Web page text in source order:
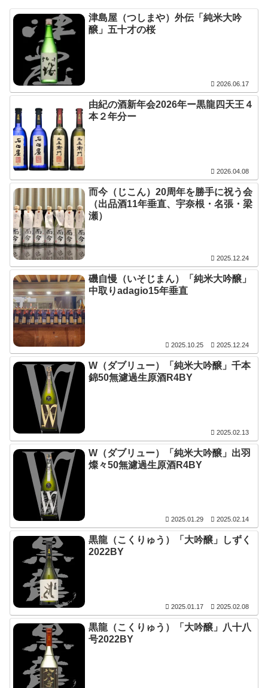
津島屋（つしまや）外伝「純米大吟
醸」五十才の桜
2026.06.17
由紀の酒新年会2026年ー黒龍四天王４
本２年分ー
2026.04.08
而今（じこん）20周年を勝手に祝う会
（出品酒11年垂直、宇奈根・名張・梁
瀬）
2025.12.24
磯自慢（いそじまん）「純米大吟醸」
中取りadagio15年垂直
2025.10.25 2025.12.24
W（ダブリュー）「純米大吟醸」千本
錦50無濾過生原酒R4BY
2025.02.13
W（ダブリュー）「純米大吟醸」出羽
燦々50無濾過生原酒R4BY
2025.01.29 2025.02.14
黒龍（こくりゅう）「大吟醸」しずく
2022BY
2025.01.17 2025.02.08
黒龍（こくりゅう）「大吟醸」八十八
号2022BY